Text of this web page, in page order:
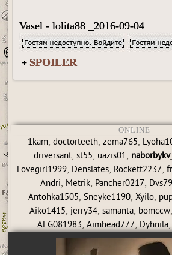
Vasel - lolita88 _2016-09-04
+ SPOILER
ONLINE
1kam, doctorteeth, zema765,
driversant,st55, uazis01,
Lovegirl1999, Denslates, Rockett2237,
Andri, Metrik, Pancher0217, Dvs79
Antohka1505,Sneyke1190,Xyilo,
Aiko1415, jerry34, samanta, bomccw,
AFG081983, Aimhead777, Dyhnila,